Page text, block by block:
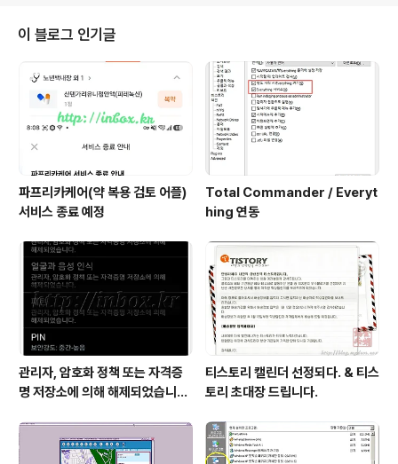
처방은 허무하도록 간단했다. [b]하드리셋![/b] 하드리셋 안하려고 서비스 센터
간건데....ㅠㅠ 하긴 컴퓨터도 조금만 이상하면 간단히 해 주는 말이 '포맷해..
이 블로그 인기글
파프리카케어(약 복용 검토 어플)
서비스 종료 예정
Total Commander / Everyt
hing 연동
관리자, 암호화 정책 또는 자격증
명 저장소에 의해 해제되었습니다
티스토리 캘린더 선정되다. & 티스
토리 초대장 드립니다.